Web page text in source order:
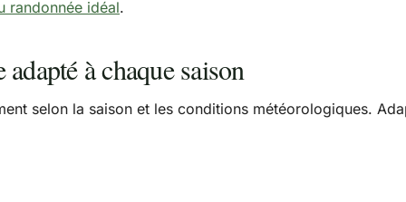
randonnée idéal.
à chaque saison
selon la saison et les conditions météorologiques.